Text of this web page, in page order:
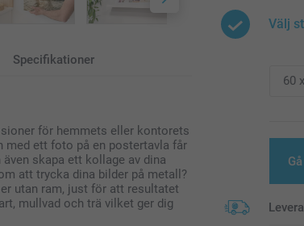
Specifikationer
för hemmets eller kontorets
med ett foto på en postertavla får
skapa ett kollage av dina
att trycka dina bilder på metall?
utan ram, just för att resultatet
mullvad och trä vilket ger dig
Välj